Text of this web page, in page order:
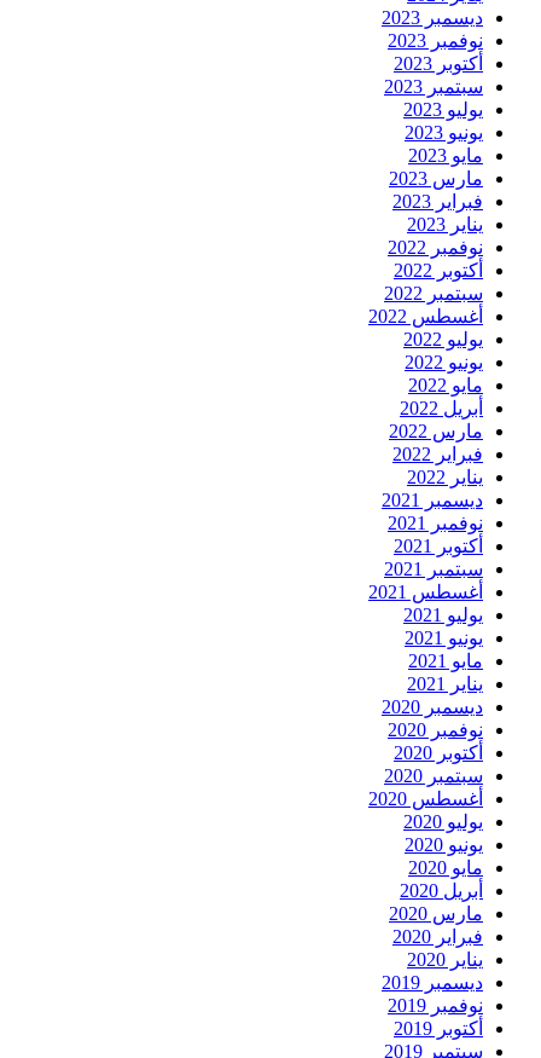
ديسمبر 2023
نوفمبر 2023
أكتوبر 2023
سبتمبر 2023
يوليو 2023
يونيو 2023
مايو 2023
مارس 2023
فبراير 2023
يناير 2023
نوفمبر 2022
أكتوبر 2022
سبتمبر 2022
أغسطس 2022
يوليو 2022
يونيو 2022
مايو 2022
أبريل 2022
مارس 2022
فبراير 2022
يناير 2022
ديسمبر 2021
نوفمبر 2021
أكتوبر 2021
سبتمبر 2021
أغسطس 2021
يوليو 2021
يونيو 2021
مايو 2021
يناير 2021
ديسمبر 2020
نوفمبر 2020
أكتوبر 2020
سبتمبر 2020
أغسطس 2020
يوليو 2020
يونيو 2020
مايو 2020
أبريل 2020
مارس 2020
فبراير 2020
يناير 2020
ديسمبر 2019
نوفمبر 2019
أكتوبر 2019
سبتمبر 2019